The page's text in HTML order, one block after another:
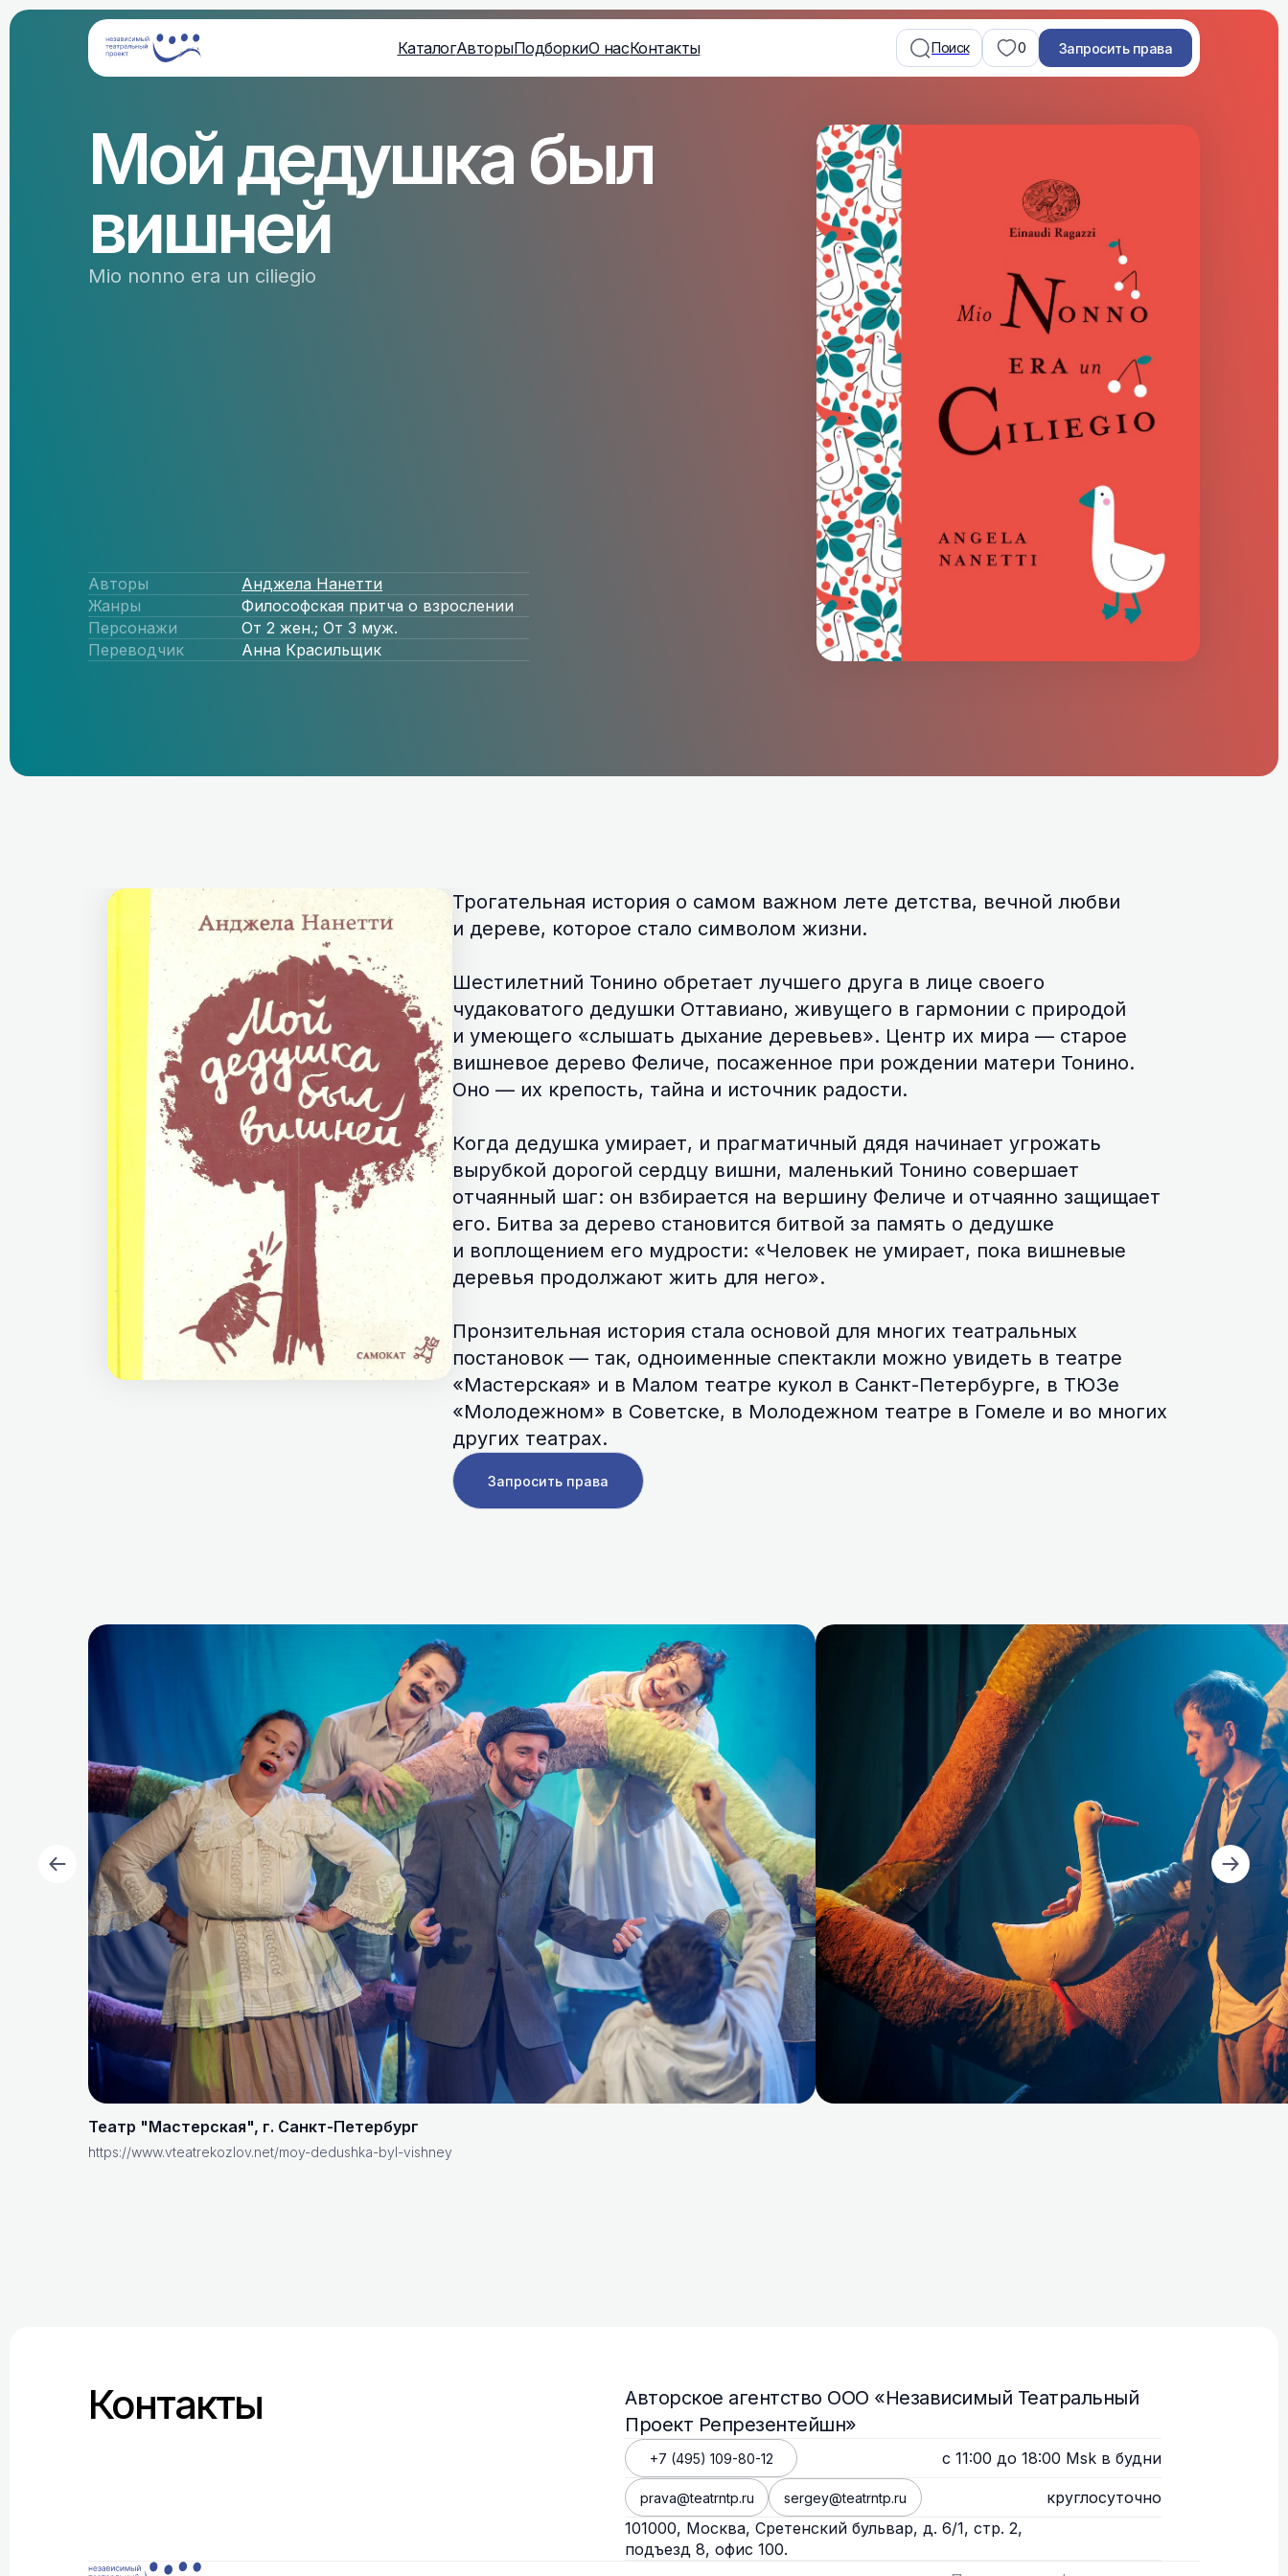
КаталогАвторыПодборкиО насКонтакты Поиск 0 Запросить права
Мой дедушка был
вишней
Mio nonno era un ciliegio
Авторы
Анджела Нанетти
Жанры
Философская притча о взрослении
Персонажи
От 2 жен.; От 3 муж.
Переводчик
Анна Красильщик
Трогательная история о самом важном лете детства, вечной любви
и дереве, которое стало символом жизни.
Шестилетний Тонино обретает лучшего друга в лице своего
чудаковатого дедушки Оттавиано, живущего в гармонии с природой
и умеющего «слышать дыхание деревьев». Центр их мира — старое
вишневое дерево Феличе, посаженное при рождении матери Тонино.
Оно — их крепость, тайна и источник радости.
Когда дедушка умирает, и прагматичный дядя начинает угрожать
вырубкой дорогой сердцу вишни, маленький Тонино совершает
отчаянный шаг: он взбирается на вершину Феличе и отчаянно защищает
его. Битва за дерево становится битвой за память о дедушке
и воплощением его мудрости: «Человек не умирает, пока вишневые
деревья продолжают жить для него».
Пронзительная история стала основой для многих театральных
постановок — так, одноименные спектакли можно увидеть в театре
«Мастерская» и в Малом театре кукол в Санкт-Петербурге, в ТЮЗе
«Молодежном» в Советске, в Молодежном театре в Гомеле и во многих
других театрах.
Запросить права
Театр "Мастерская", г. Санкт-Петербург
https://www.vteatrekozlov.net/moy-dedushka-byl-vishney
Контакты
Авторское агентство ООО «Независимый Театральный
Проект Репрезентейшн»
+7 (495) 109-80-12 с 11:00 до 18:00 Msk в будни
prava@teatrntp.ru sergey@teatrntp.ru
круглосуточно
101000, Москва, Сретенский бульвар, д. 6/1, стр. 2,
подъезд 8, офис 100.